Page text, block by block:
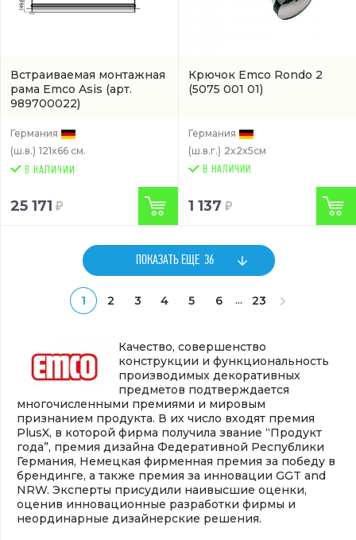
Встраиваемая монтажная
рама Emco Asis (арт.
989700022)
Германия
(ш.в.) 121x66 см.
25 171
Крючок Emco Rondo 2
(5075 001 01)
Германия
(ш.в.г.) 2x2x5см
В НАЛИЧИИ
1 137
ПОКАЗАТЬ ЕЩЕ 36
1 2 3 4 5 6 ... 23
Качество, совершенство
конструкции и функциональность
производимых декоративных
предметов подтверждается
многочисленными премиями и мировым
признанием продукта. В их число входят премия
PlusX, в которой фирма получила звание “Продукт
года”, премия дизайна Федеративной Республики
Германия, Немецкая фирменная премия за победу в
брендинге, а также премия за инновации GGT and
NRW. Эксперты присудили наивысшие оценки,
оценив инновационные разработки фирмы и
неординарные дизайнерские решения.